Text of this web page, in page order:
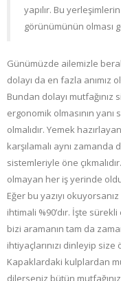
yapılır. Bu
görünümünün olması
Günümüzde ailemizle
dolayı da en fazla anımız
Bundan dolayı
ergonomik olmasının yanı
olmalıdır. Yemek
karşılamalı aynı zamanda
sistemleriyle öne
olmayan her iş yerinde
Eğer bu yazıyı
ihtimali %90’dır. İşte
bizi aramanın tam da
ihtiyaçlarınızı dinleyip
Kapaklardaki kulplardan
dilerseniz bütün